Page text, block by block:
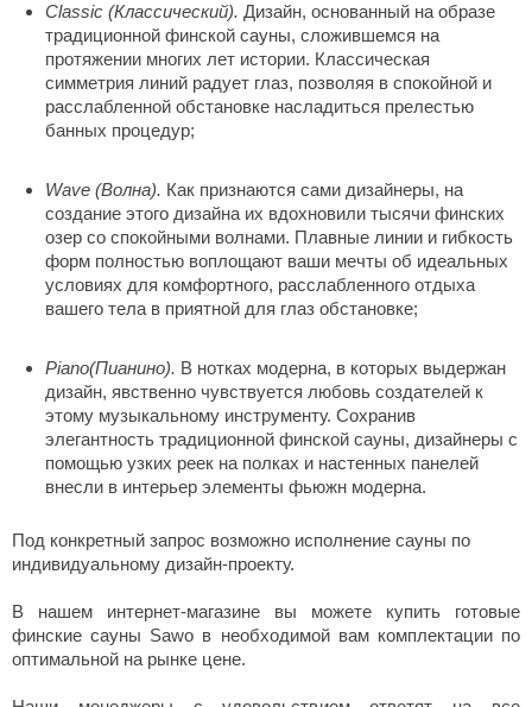
Design
2000
KERN
Snow
Classic (Классический). Дизайн, основанный на образе
традиционной финской сауны, сложившемся на
протяжении многих лет истории. Классическая
симметрия линий радует глаз, позволяя в спокойной и
расслабленной обстановке насладиться прелестью
банных процедур;
Wave (Волна). Как признаются сами дизайнеры, на
создание этого дизайна их вдохновили тысячи финских
озер со спокойными волнами. Плавные линии и гибкость
форм полностью воплощают ваши мечты об идеальных
условиях для комфортного, расслабленного отдыха
вашего тела в приятной для глаз обстановке;
Piano(Пианино). В нотках модерна, в которых выдержан
дизайн, явственно чувствуется любовь создателей к
этому музыкальному инструменту. Сохранив
элегантность традиционной финской сауны, дизайнеры с
помощью узких реек на полках и настенных панелей
внесли в интерьер элементы фьюжн модерна.
Под конкретный запрос возможно исполнение сауны по
индивидуальному дизайн-проекту.
В нашем интернет-магазине вы можете купить готовые
финские сауны Sawo в необходимой вам комплектации по
оптимальной на рынке цене.